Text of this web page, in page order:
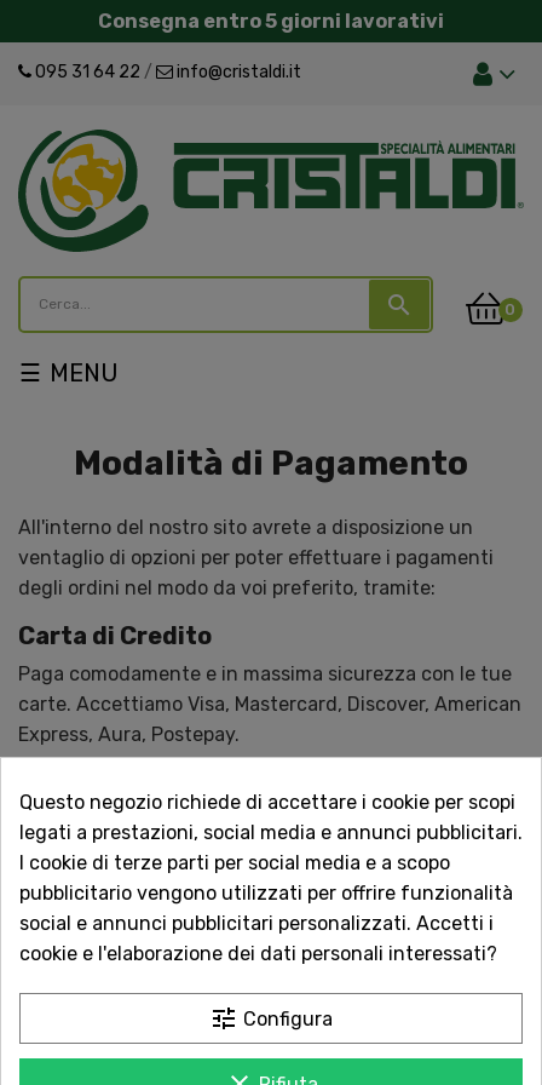
Consegna entro 5 giorni lavorativi
095 31 64 22 / info@cristaldi.it
search 0
navigazione
☰
Modalità di Pagamento
All'interno del nostro sito avrete a disposizione un
ventaglio di opzioni per poter effettuare i pagamenti
degli ordini nel modo da voi preferito, tramite:
Carta di Credito
Paga comodamente e in massima sicurezza con le tue
carte. Accettiamo Visa, Mastercard, Discover, American
Express, Aura, Postepay.
potresti essere indirizzato sulla pagina della tua banca
per procedere al pagamento.
PayPal
Uno dei sistemi di pagamento più sicuri utilizzati in
tutto il mondo.
Bonifico Bancario
E' previsto il pagamento tramite bonifico bancario
Questo negozio richiede di accettare i cookie per scopi
legati a prestazioni, social media e annunci pubblicitari.
I cookie di terze parti per social media e a scopo
pubblicitario vengono utilizzati per offrire funzionalità
social e annunci pubblicitari personalizzati. Accetti i
cookie e l'elaborazione dei dati personali interessati?
tune Configura